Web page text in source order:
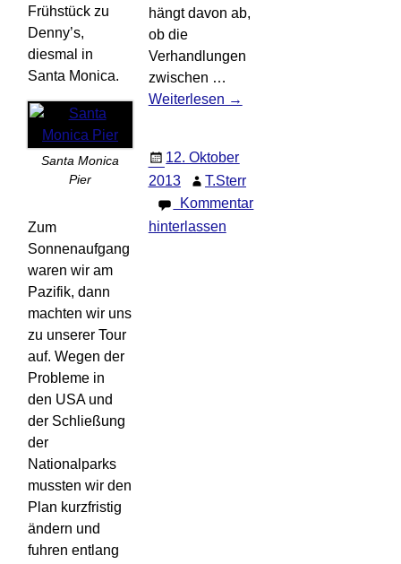
Frühstück zu
Denny’s,
diesmal in
Santa Monica.
Santa Monica
Pier
Zum
Sonnenaufgang
waren wir am
Pazifik, dann
machten wir uns
zu unserer Tour
auf. Wegen der
Probleme in
den USA und
der Schließung
der
Nationalparks
mussten wir den
Plan kurzfristig
ändern und
fuhren entlang
hängt davon ab,
ob die
Verhandlungen
zwischen …
Weiterlesen →
12. Oktober
2013
T.Sterr
Kommentar
hinterlassen